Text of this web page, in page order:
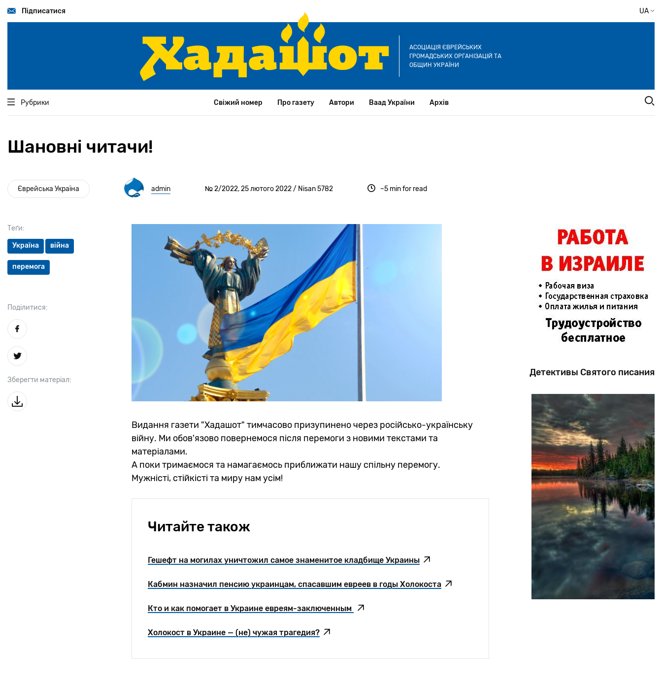
основногоПідписатися UA
АСОЦІАЦІЯ ЄВРЕЙСЬКИХ
ГРОМАДСЬКИХ ОРГАНІЗАЦІЙ ТА
ОБЩИН УКРАЇНИ
Рубрики Свіжий номер Про газету Автори Ваад України Архів
Шановні читачи!
Єврейська Україна admin № 2/2022, 25 лютого 2022 / Nisan 5782 ~5 min for read
Теґи:
Україна війна
перемога
Поділитися:
Зберегти матеріал:
Видання газети "Хадашот" тимчасово призупинено через російсько-українську
війну. Ми обов'язово повернемося після перемоги з новими текстами та
матеріалами.
А поки тримаємося та намагаємось приближати нашу спільну перемогу.
Мужністі, стійкісті та миру нам усім!
Читайте також
Гешефт на могилах уничтожил самое знаменитое кладбище Украины
Кабмин назначил пенсию украинцам, спасавшим евреев в годы Холокоста
Кто и как помогает в Украине евреям-заключенным
Холокост в Украине — (не) чужая трагедия?
Детективы Святого писания